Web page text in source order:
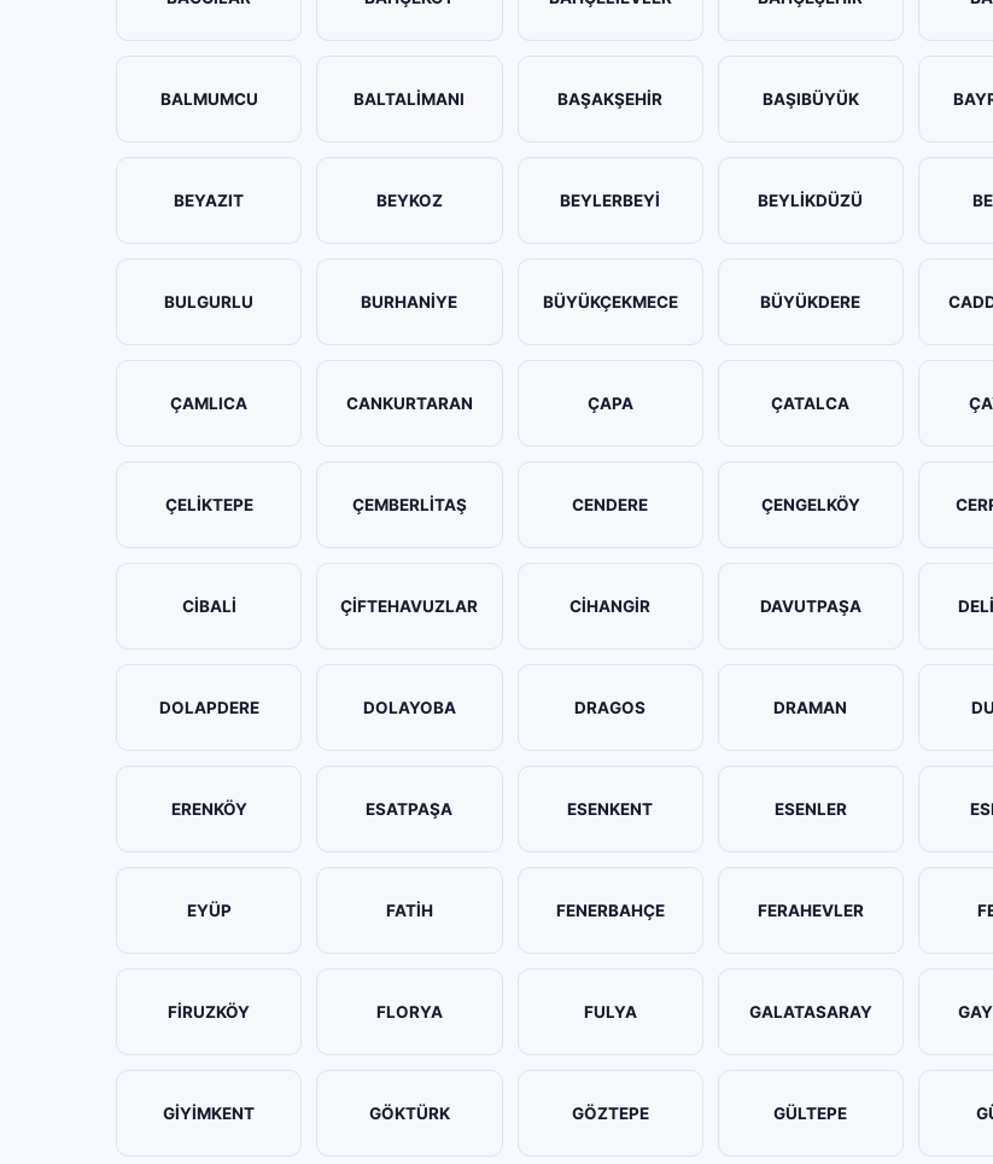
BALMUMCU BALTALİMANI BAŞAKŞEHİR BAŞIBÜYÜK
BEYAZIT BEYKOZ BEYLERBEYİ BEYLİKDÜZÜ
BULGURLU BURHANİYE BÜYÜKÇEKMECE BÜYÜKDERE
ÇAMLICA CANKURTARAN ÇAPA ÇATALCA
ÇELİKTEPE ÇEMBERLİTAŞ CENDERE ÇENGELKÖY
CİBALİ ÇİFTEHAVUZLAR CİHANGİR DAVUTPAŞA
DOLAPDERE DOLAYOBA DRAGOS DRAMAN
ERENKÖY ESATPAŞA ESENKENT ESENLER
EYÜP FATİH FENERBAHÇE FERAHEVLER
FİRUZKÖY FLORYA FULYA GALATASARAY
GİYİMKENT GÖKTÜRK GÖZTEPE GÜLTEPE